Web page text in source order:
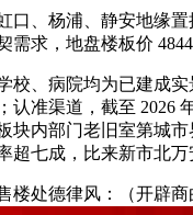
杨浦、静安地缘置
求，地盘楼板价
病院均为已建成实
认准渠道，截至 2026
块内部门老旧室第城
七成，比来新市北万
处德律风：（开辟商